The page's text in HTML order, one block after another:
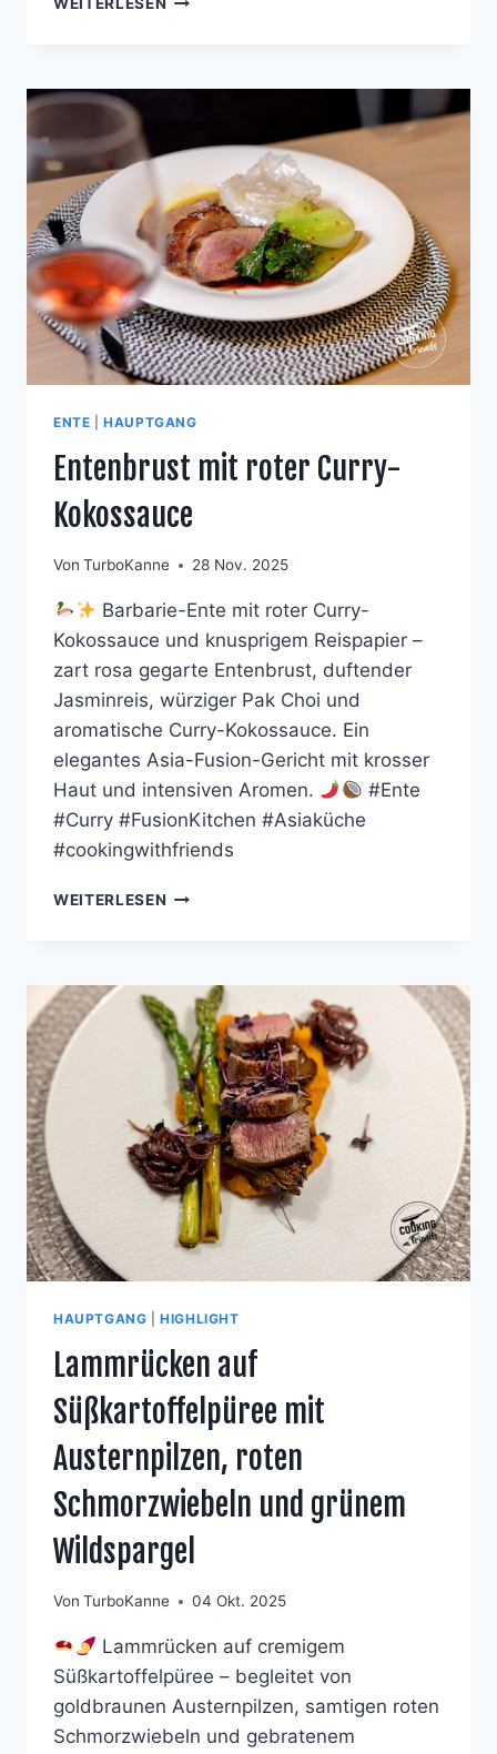
UND
ENTE |HAUPTGANG
Entenbrust mit roter Curry-
Kokossauce
Von TurboKanne 28 Nov. 2025
Barbarie-Ente mit roter Curry-
Kokossauce und knusprigem Reispapier –
zart rosa gegarte Entenbrust, duftender
Jasminreis, würziger Pak Choi und
aromatische Curry-Kokossauce. Ein
elegantes Asia-Fusion-Gericht mit krosser
Haut und intensiven Aromen.
#Ente
#Curry #FusionKitchen #Asiaküche
#cookingwithfriends
WEITERLESEN ENTENBRUST
KOKOSSAUCE
HAUPTGANG |HIGHLIGHT
Lammrücken auf
Süßkartoffelpüree mit
Austernpilzen, roten
Schmorzwiebeln und grünem
Wildspargel
Von TurboKanne 04 Okt. 2025
Lammrücken auf cremigem
Süßkartoffelpüree – begleitet von
goldbraunen Austernpilzen, samtigen roten
Schmorzwiebeln und gebratenem